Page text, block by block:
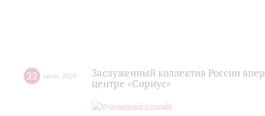
22 июля 2026
Заслуженный коллектив России
центре «Сириус»